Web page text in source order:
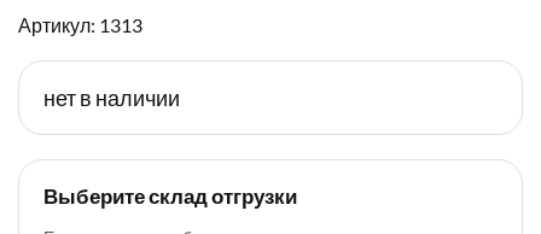
Артикул: 1313
нет в наличии
Выберите склад отгрузки